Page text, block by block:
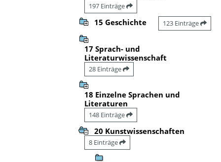
197 Einträge
15 Geschichte 123 Einträge
17 Sprach- und
Literaturwissenschaft
28 Einträge
18 Einzelne Sprachen und
Literaturen
148 Einträge
20 Kunstwissenschaften
8 Einträge